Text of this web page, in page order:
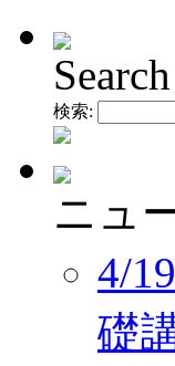
Search
検索:
ニュ
4/
礎